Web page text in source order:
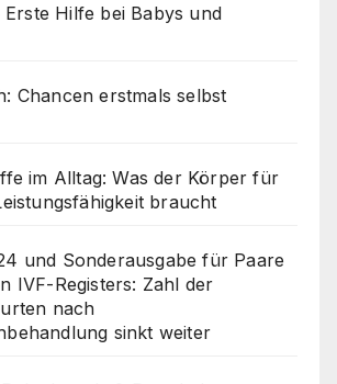
Erste Hilfe bei Babys und
Chancen erstmals selbst
im Alltag: Was der Körper für
braucht
und Sonderausgabe für Paare
IVF-Registers: Zahl der
nach
sinkt weiter